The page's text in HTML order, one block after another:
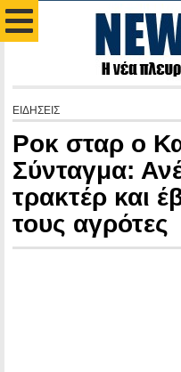
ΕΙΔΗΣΕΙΣ
Ροκ σταρ ο
Σύνταγμα:
τρακτέρ και
τους αγρότες